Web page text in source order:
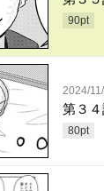
90pt
2024/
第３
80pt